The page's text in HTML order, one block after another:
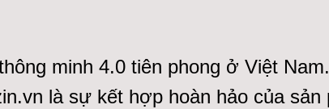
minh 4.0 tiên phong ở Việt
là sự kết hợp hoàn hảo của sản